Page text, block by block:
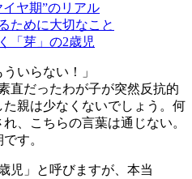
ヤ期”のリアル
ために大切なこと
「芽」の2歳児
いらない！」
直だったわが子が突然反抗的
親は少なくないでしょう。何
、こちらの言葉は通じない。
す。
児」と呼びますが、本当